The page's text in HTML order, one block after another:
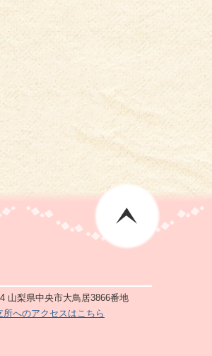
山梨県中央市大鳥居3866番地
所へのアクセスはこちら